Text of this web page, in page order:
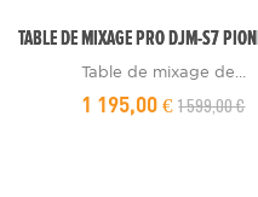
TABLE DE MIXAGE PRO DJM-S7
Table de mixage de...
1 195,00 €1 599,00 €